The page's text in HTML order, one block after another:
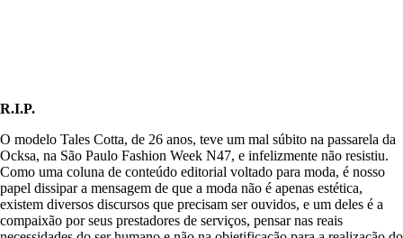
R.I.P.
O modelo Tales Cotta, de 26 anos, teve um mal súbito na passarela da
Ocksa, na São Paulo Fashion Week N47, e infelizmente não resistiu.
Como uma coluna de conteúdo editorial voltado para moda, é nosso
papel dissipar a mensagem de que a moda não é apenas estética,
existem diversos discursos que precisam ser ouvidos, e um deles é a
compaixão por seus prestadores de serviços, pensar nas reais